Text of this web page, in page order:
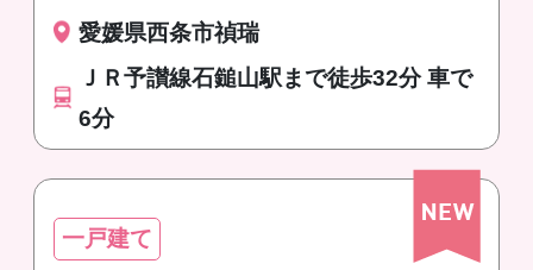
愛媛県西条市禎瑞
ＪＲ予讃線石鎚山駅まで徒歩32分 車で
6分
一戸建て